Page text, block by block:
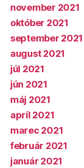
november 2021
október 2021
september 2021
august 2021
júl 2021
jún 2021
máj 2021
apríl 2021
marec 2021
február 2021
január 2021